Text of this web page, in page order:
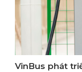
VinBus phát